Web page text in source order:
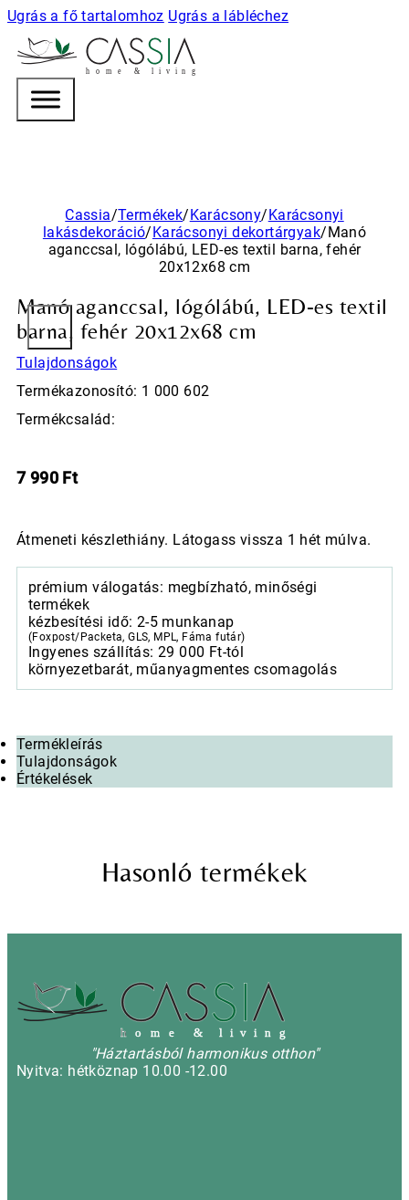
Ugrás a fő tartalomhoz Ugrás a lábléchez
h o m e & l i v i n g
Cassia/Termékek/Karácsony/Karácsonyi
lakásdekoráció/Karácsonyi dekortárgyak/Manó
aganccsal, lógólábú, LED-es textil barna, fehér
20x12x68 cm
Manó aganccsal, lógólábú, LED-es textil
barna, fehér 20x12x68 cm
Tulajdonságok
Termékazonosító: 1 000 602
Termékcsalád:
7 990 Ft
Átmeneti készlethiány. Látogass vissza 1 hét múlva.
prémium válogatás: megbízható, minőségi
termékek
kézbesítési idő: 2-5 munkanap
(Foxpost/Packeta, GLS, MPL, Fáma futár)
Ingyenes szállítás: 29 000 Ft-tól
környezetbarát, műanyagmentes csomagolás
Termékleírás
Tulajdonságok
Értékelések
Hasonló termékek
h o m e & l i v i n g
"Háztartásból harmonikus otthon"
Nyitva: hétköznap 10.00 -12.00